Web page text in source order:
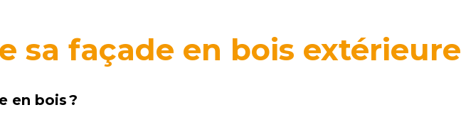
sa façade en bois extérieure
en bois ?